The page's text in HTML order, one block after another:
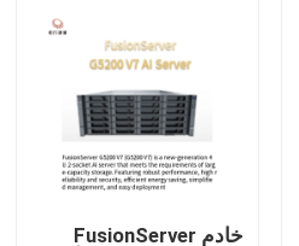
خادم FusionServer